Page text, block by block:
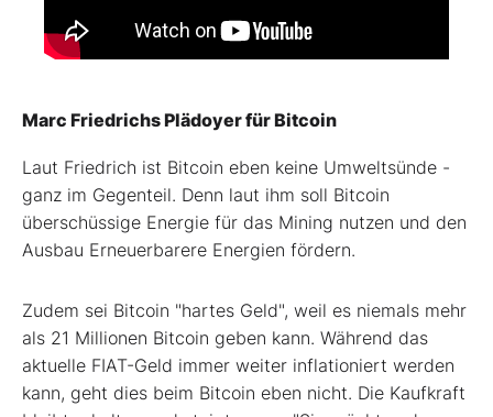
Marc Friedrichs Plädoyer für Bitcoin
Laut Friedrich ist Bitcoin eben keine Umweltsünde -
ganz im Gegenteil. Denn laut ihm soll Bitcoin
überschüssige Energie für das Mining nutzen und den
Ausbau Erneuerbarere Energien fördern.
Zudem sei Bitcoin "hartes Geld", weil es niemals mehr
als 21 Millionen Bitcoin geben kann. Während das
aktuelle FIAT-Geld immer weiter inflationiert werden
kann, geht dies beim Bitcoin eben nicht. Die Kaufkraft